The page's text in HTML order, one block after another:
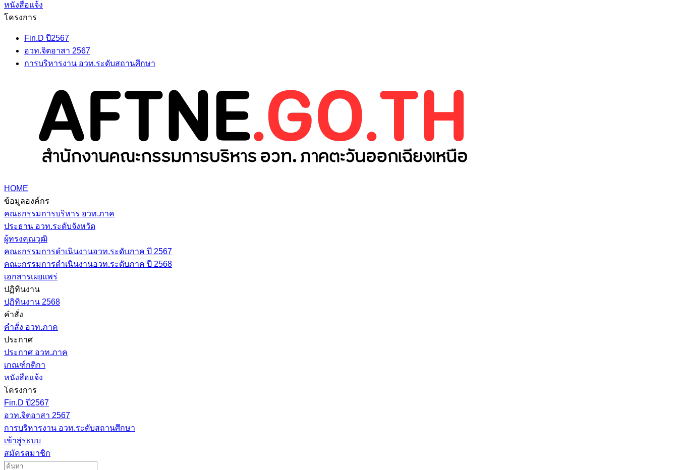
หนังสือแจ้ง
โครงการ
Fin.D ปี2567
อวท.จิตอาสา 2567
การบริหารงาน อวท.ระดับสถานศึกษา
HOME
ข้อมูลองค์กร
คณะกรรมการบริหาร อวท.ภาค
ประธาน อวท.ระดับจังหวัด
ผู้ทรงคุณวุฒิ
คณะกรรมการดำเนินงานอวท.ระดับภาค ปี 2567
คณะกรรมการดำเนินงานอวท.ระดับภาค ปี 2568
เอกสารเผยแพร่
ปฏิทินงาน
ปฏิทินงาน 2568
คำสั่ง
คำสั่ง อวท.ภาค
ประกาศ
ประกาศ อวท.ภาค
เกณฑ์กติกา
หนังสือแจ้ง
โครงการ
Fin.D ปี2567
อวท.จิตอาสา 2567
การบริหารงาน อวท.ระดับสถานศึกษา
เข้าสู่ระบบ
สมัครสมาชิก